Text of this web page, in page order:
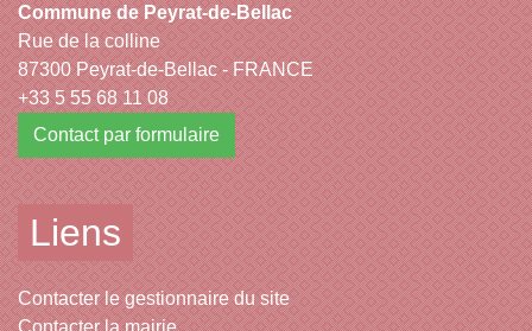
Commune de Peyrat-de-Bellac
Rue de la colline
87300 Peyrat-de-Bellac - FRANCE
+33 5 55 68 11 08
Contact par formulaire
Liens
Contacter le gestionnaire du site
Contacter la mairie